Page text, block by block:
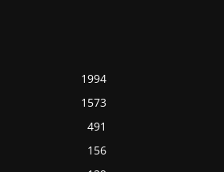
1994
1573
491
156